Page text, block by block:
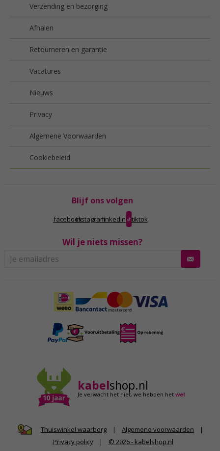
Verzending en bezorging
Afhalen
Retourneren en garantie
Vacatures
Nieuws
Privacy
Algemene Voorwaarden
Cookiebeleid
Blijf ons volgen
facebookinstagramlinkedin tiktok
Wil je niets missen?
kabelshop.nl
Je verwacht het niet,we hebben hetwel
Thuiswinkel waarborg | Algemene voorwaarden
|
Privacy policy
| © 2026 - kabelshop.nl